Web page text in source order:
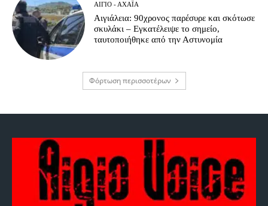
ΑΊΓΙΟ - ΑΧΑΪ́Α
Αιγιάλεια: 90χρονος παρέσυρε και σκότωσε
σκυλάκι – Εγκατέλειψε το σημείο,
ταυτοποιήθηκε από την Αστυνομία
Φόρτωση περισσοτέρων